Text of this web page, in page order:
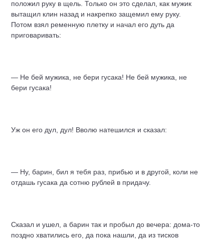
положил руку в щель. Только он это сделал, как мужик
вытащил клин назад и накрепко защемил ему руку.
Потом взял ременную плетку и начал его дуть да
приговаривать:
— Не бей мужика, не бери гусака! Не бей мужика, не
бери гусака!
Уж он его дул, дул! Вволю натешился и сказал:
— Ну, барин, бил я тебя раз, прибью и в другой, коли не
отдашь гусака да сотню рублей в придачу.
Сказал и ушел, а барин так и пробыл до вечера: дома-то
поздно хватились его, да пока нашли, да из тисков